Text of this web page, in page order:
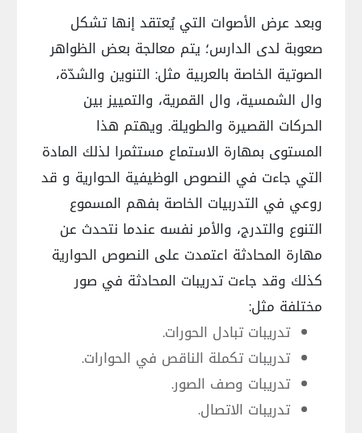
وبعد عرض الأصوات التي يُعتقد إنها تشكل
صعوبة لدى الدارس؛ يتم معالجة بعض الظواهر
الصوتية الخاصة بالعربية مثل: التنوين والشدّة،
وال الشمسية، وال القمرية، والتمييز بين
الحركات القصيرة والطويلة. ويهتم هذا
المستوى بمهارة الاستماع مستثمرا لذلك المادة
التي جاءت في النصوص الوظيفية الحوارية و قد
روعي في التدربيات الخاصة بفهم المسموع
التنوع والتدرج، والأمر نفسه عندما نتحدث عن
مهارة المحادثة اعتمدت على النصوص الحوارية
كذلك وقد جاءت تدريبات المحادثة في صور
مختلفة مثل:
تدريبات تبادل الحورات.
تدريبات تكملة الناقص في الحوارات.
تدريبات وصف الصور.
تدريبات الاتصال.